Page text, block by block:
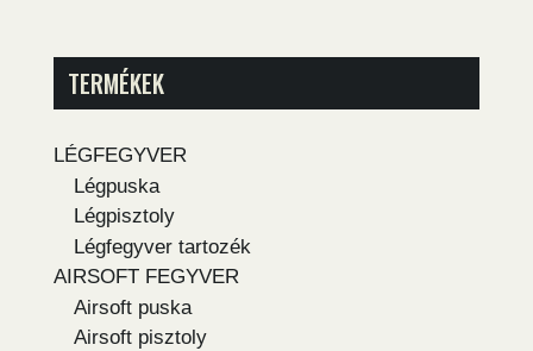
TERMÉKEK
LÉGFEGYVER
Légpuska
Légpisztoly
Légfegyver tartozék
AIRSOFT FEGYVER
Airsoft puska
Airsoft pisztoly